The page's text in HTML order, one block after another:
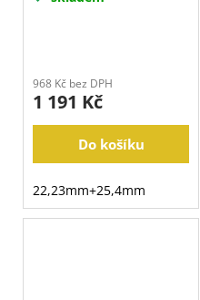
968 Kč bez DPH
1 191 Kč
Do košíku
22,23mm+25,4mm